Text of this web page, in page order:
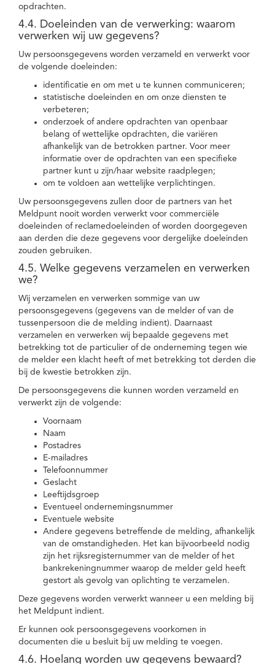
opdrachten.
4.4. Doeleinden van de verwerking: waarom
verwerken wij uw gegevens?
Uw persoonsgegevens worden verzameld en verwerkt voor
de volgende doeleinden:
identificatie en om met u te kunnen communiceren;
statistische doeleinden en om onze diensten te
verbeteren;
onderzoek of andere opdrachten van openbaar
belang of wettelijke opdrachten, die variëren
afhankelijk van de betrokken partner. Voor meer
informatie over de opdrachten van een specifieke
partner kunt u zijn/haar website raadplegen;
om te voldoen aan wettelijke verplichtingen.
Uw persoonsgegevens zullen door de partners van het
Meldpunt nooit worden verwerkt voor commerciële
doeleinden of reclamedoeleinden of worden doorgegeven
aan derden die deze gegevens voor dergelijke doeleinden
zouden gebruiken.
4.5. Welke gegevens verzamelen en verwerken
we?
Wij verzamelen en verwerken sommige van uw
persoonsgegevens (gegevens van de melder of van de
tussenpersoon die de melding indient). Daarnaast
verzamelen en verwerken wij bepaalde gegevens met
betrekking tot de particulier of de onderneming tegen wie
de melder een klacht heeft of met betrekking tot derden die
bij de kwestie betrokken zijn.
De persoonsgegevens die kunnen worden verzameld en
verwerkt zijn de volgende:
Voornaam
Naam
Postadres
E-mailadres
Telefoonnummer
Geslacht
Leeftijdsgroep
Eventueel ondernemingsnummer
Eventuele website
Andere gegevens betreffende de melding, afhankelijk
van de omstandigheden. Het kan bijvoorbeeld nodig
zijn het rijksregisternummer van de melder of het
bankrekeningnummer waarop de melder geld heeft
gestort als gevolg van oplichting te verzamelen.
Deze gegevens worden verwerkt wanneer u een melding bij
het Meldpunt indient.
Er kunnen ook persoonsgegevens voorkomen in
documenten die u besluit bij uw melding te voegen.
4.6. Hoelang worden uw gegevens bewaard?